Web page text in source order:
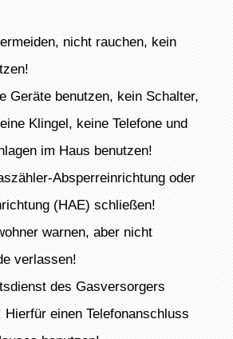
nicht rauchen, kein
Geräte benutzen, kein Schalter,
Klingel, keine Telefone und
im Haus benutzen!
Absperreinrichtung oder
(HAE) schließen!
warnen, aber nicht
verlassen!
des Gasversorgers
Hierfür einen Telefonanschluss